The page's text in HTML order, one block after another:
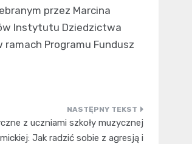
przez Marcina
Instytutu Dziedzictwa
ramach Programu Fundusz
z uczniami szkoły muzycznej
Jak radzić sobie z agresją i